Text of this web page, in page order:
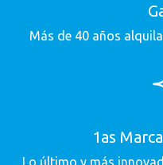
Más de 40 años
1as
Lo último y más